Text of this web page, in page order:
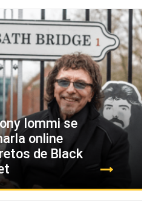
Iommi se
online
de Black